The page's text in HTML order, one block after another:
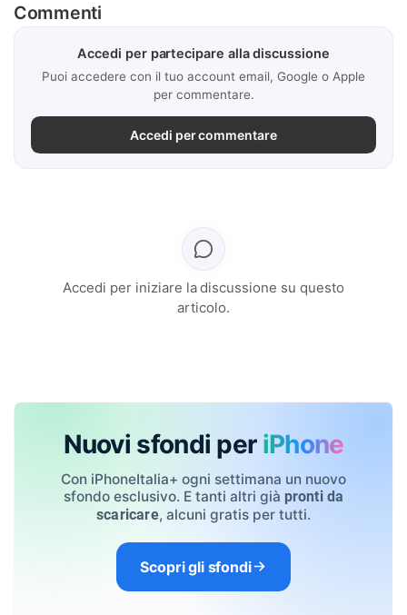
Commenti
Accedi per partecipare alla discussione
Puoi accedere con il tuo account email, Google o Apple
per commentare.
Accedi per commentare
Accedi per iniziare la discussione su questo
articolo.
Nuovi sfondi per iPhone
Con iPhoneItalia+ ogni settimana un nuovo
sfondo esclusivo. E tanti altri già pronti da
scaricare, alcuni gratis per tutti.
Scopri gli sfondi